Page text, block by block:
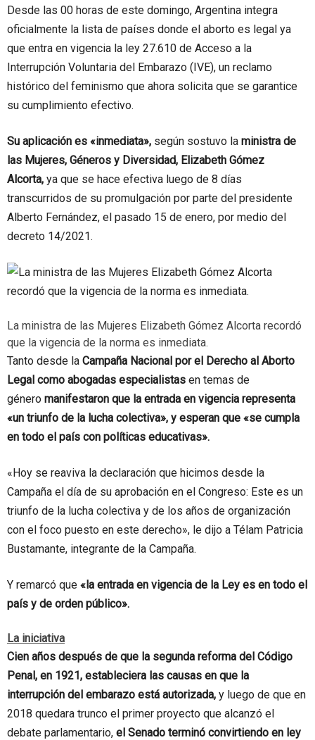
Desde las 00 horas de este domingo, Argentina integra
oficialmente la lista de países donde el aborto es legal ya
que entra en vigencia la ley 27.610 de Acceso a la
Interrupción Voluntaria del Embarazo (IVE), un reclamo
histórico del feminismo que ahora solicita que se garantice
su cumplimiento efectivo.
Su aplicación es «inmediata», según sostuvo la ministra de
las Mujeres, Géneros y Diversidad, Elizabeth Gómez
Alcorta, ya que se hace efectiva luego de 8 días
transcurridos de su promulgación por parte del presidente
Alberto Fernández, el pasado 15 de enero, por medio del
decreto 14/2021.
La ministra de las Mujeres Elizabeth Gómez Alcorta recordó
que la vigencia de la norma es inmediata.
Tanto desde la Campaña Nacional por el Derecho al Aborto
Legal como abogadas especialistas en temas de
género manifestaron que la entrada en vigencia representa
«un triunfo de la lucha colectiva», y esperan que «se cumpla
en todo el país con políticas educativas».
«Hoy se reaviva la declaración que hicimos desde la
Campaña el día de su aprobación en el Congreso: Este es un
triunfo de la lucha colectiva y de los años de organización
con el foco puesto en este derecho», le dijo a Télam Patricia
Bustamante, integrante de la Campaña.
Y remarcó que «la entrada en vigencia de la Ley es en todo el
país y de orden público».
La iniciativa
Cien años después de que la segunda reforma del Código
Penal, en 1921, estableciera las causas en que la
interrupción del embarazo está autorizada, y luego de que en
2018 quedara trunco el primer proyecto que alcanzó el
debate parlamentario, el Senado terminó convirtiendo en ley